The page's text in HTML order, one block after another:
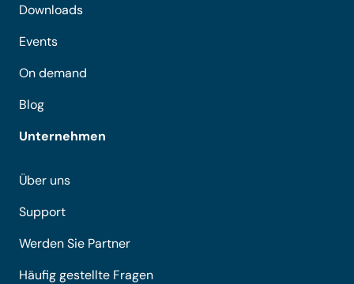
Downloads
Events
On demand
Blog
Unternehmen
Über uns
Support
Werden Sie Partner
Häufig gestellte Fragen